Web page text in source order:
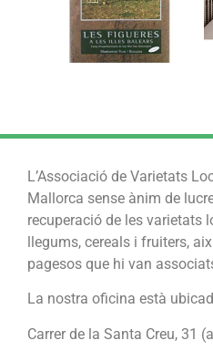
L’Associació de Varietats
Mallorca sense ànim de
recuperació de les varietats
llegums, cereals i fruiters,
pagesos que hi van
La nostra oficina està
Carrer de la Santa Creu, 31